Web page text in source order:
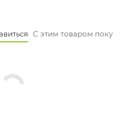
Кресло Spell - это не
вашего стиля и вкуса.
С этим товаром